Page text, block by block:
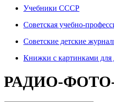
Учебники СССР
Советская учебно-
Советские детские
Книжки с картинками для
РАДИО-